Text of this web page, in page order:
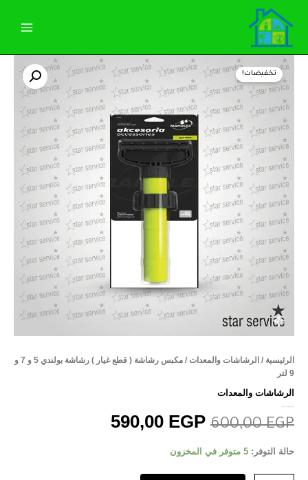
المحتوى
تخفيضات!
الرئيسية / الرشاشات والمعدات
/ مكبس رشاشة ( قطع غيار ) رشاشة بولندي 5 و 7 و
9 لتر
الرشاشات والمعدات
600,00EGP
السعر
الأصلي
هو:
600,00 EGP.
590,00 EGP
السعر
الحالي
هو:
590,00 EGP.
حالة التوفر: 5 متوفر في المخزون
كمية
مكبس
رشاشة
قطع
غيار
رشاشة
بولندي
لتر